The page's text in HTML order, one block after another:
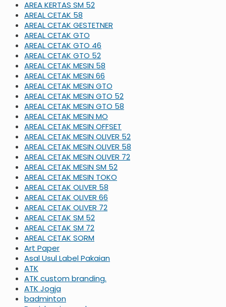
AREA KERTAS SM 52
AREAL CETAK 58
AREAL CETAK GESTETNER
AREAL CETAK GTO
AREAL CETAK GTO 46
AREAL CETAK GTO 52
AREAL CETAK MESIN 58
AREAL CETAK MESIN 66
AREAL CETAK MESIN GTO
AREAL CETAK MESIN GTO 52
AREAL CETAK MESIN GTO 58
AREAL CETAK MESIN MO
AREAL CETAK MESIN OFFSET
AREAL CETAK MESIN OLIVER 52
AREAL CETAK MESIN OLIVER 58
AREAL CETAK MESIN OLIVER 72
AREAL CETAK MESIN SM 52
AREAL CETAK MESIN TOKO
AREAL CETAK OLIVER 58
AREAL CETAK OLIVER 66
AREAL CETAK OLIVER 72
AREAL CETAK SM 52
AREAL CETAK SM 72
AREAL CETAK SORM
Art Paper
Asal Usul Label Pakaian
ATK
ATK custom branding.
ATK Jogja
badminton